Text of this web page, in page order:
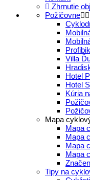
Zhrnutie
Požičovne
Villa
Hotel
Hotel
Kúria
Mapa
Mapa
Mapa
Mapa
Mapa
Tipy na